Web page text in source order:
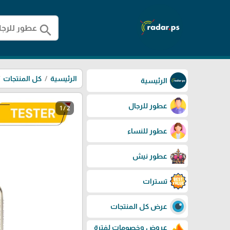
search
الرئيسية
عطور للرجال
عطور للنساء
عطور نيش
تسترات
عرض كل المنتجات
عروض وخصومات لفترة
الرئيسية كل المنتجات
1 / 2